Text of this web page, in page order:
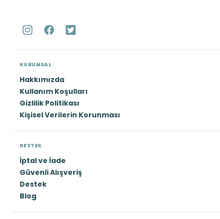
KURUMSAL
Hakkımızda
Kullanım Koşulları
Gizlilik Politikası
Kişisel Verilerin Korunması
DESTEK
İptal ve İade
Güvenli Alışveriş
Destek
Blog